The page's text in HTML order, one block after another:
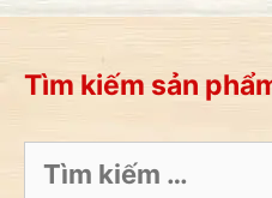
Tìm kiếm sản
kiếm